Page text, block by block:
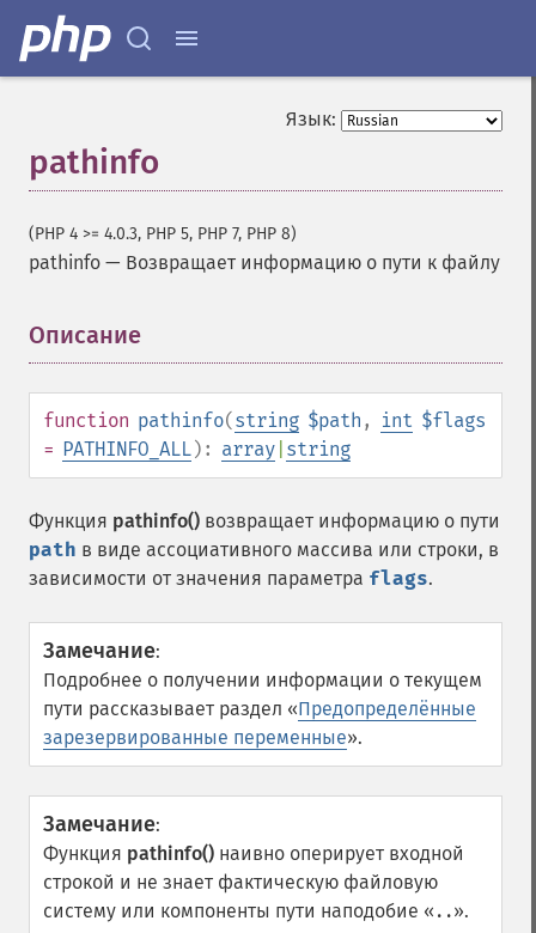
Язык:
pathinfo
(PHP 4 >= 4.0.3, PHP 5, PHP 7, PHP 8)
pathinfo — Возвращает информацию о пути к файлу
Описание
function pathinfo(string $path , int $flags
= PATHINFO_ALL): array string
Функция pathinfo() возвращает информацию о пути
path в виде ассоциативного массива или строки, в
зависимости от значения параметра flags.
Замечание:
Подробнее о получении информации о текущем
пути рассказывает раздел «Предопределённые
зарезервированные переменные».
Замечание:
Функция pathinfo() наивно оперирует входной
строкой и не знает фактическую файловую
систему или компоненты пути наподобие « ..».